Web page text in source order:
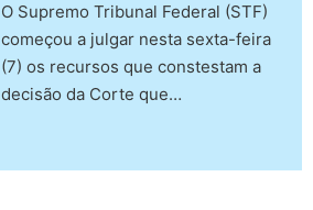
O Supremo Tribunal Federal (STF)
começou a julgar nesta sexta-feira
(7) os recursos que constestam a
decisão da Corte que…